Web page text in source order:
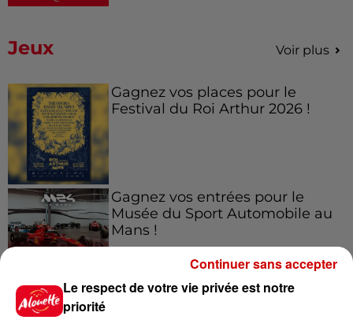
Jeux Voir plus
Gagnez vos places pour le
Festival du Roi Arthur 2026 !
Gagnez vos entrées pour le
Musée du Sport Automobile au
Mans !
Le respect de votre vie privée est notre
priorité
Continuer sans accepter